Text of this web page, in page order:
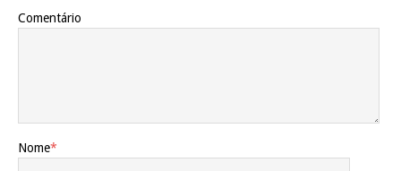
Comentário
Nome*